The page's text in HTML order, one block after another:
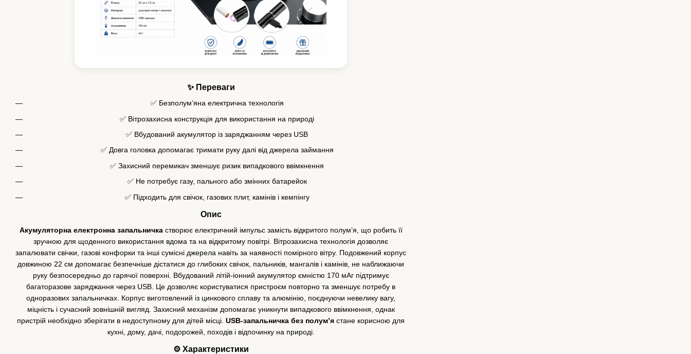
✨ Переваги
✅ Безполум’яна електрична технологія
✅ Вітрозахисна конструкція для використання на природі
✅ Вбудований акумулятор із заряджанням через USB
✅ Довга головка допомагає тримати руку далі від джерела займання
✅ Захисний перемикач зменшує ризик випадкового ввімкнення
✅ Не потребує газу, пального або змінних батарейок
✅ Підходить для свічок, газових плит, камінів і кемпінгу
Опис
Акумуляторна електронна запальничкастворює електричний імпульс замість відкритого полум’я, що робить її
зручною для щоденного використання вдома та на відкритому повітрі. Вітрозахисна технологія дозволяє
запалювати свічки, газові конфорки та інші сумісні джерела навіть за наявності помірного вітру. Подовжений корпус
довжиною 22 см допомагає безпечніше дістатися до глибоких свічок, пальників, мангалів і камінів, не наближаючи
руку безпосередньо до гарячої поверхні. Вбудований літій-іонний акумулятор ємністю 170 мАг підтримує
багаторазове заряджання через USB. Це дозволяє користуватися пристроєм повторно та зменшує потребу в
одноразових запальничках. Корпус виготовлений із цинкового сплаву та алюмінію, поєднуючи невелику вагу,
міцність і сучасний зовнішній вигляд. Захисний механізм допомагає уникнути випадкового ввімкнення, однак
пристрій необхідно зберігати в недоступному для дітей місці.USB-запальничка без полум’я стане корисною для
кухні, дому, дачі, подорожей, походів і відпочинку на природі.
⚙️ Характеристики